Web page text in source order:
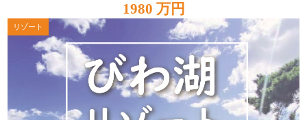
1980 万円
リゾート